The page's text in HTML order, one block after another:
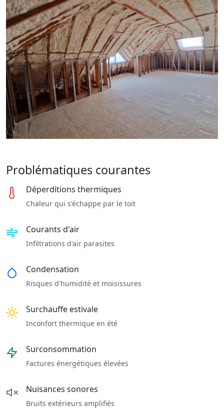
Problématiques courantes
Déperditions thermiques
Chaleur qui s'échappe par le toit
Courants d'air
Infiltrations d'air parasites
Condensation
Risques d'humidité et moisissures
Surchauffe estivale
Inconfort thermique en été
Surconsommation
Factures énergétiques élevées
Nuisances sonores
Bruits extérieurs amplifiés